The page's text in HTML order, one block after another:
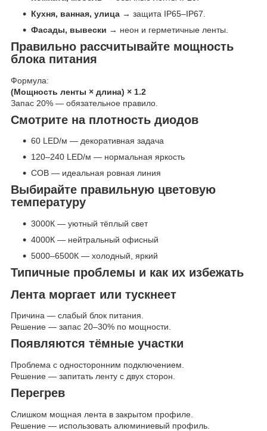
Кухня, ванная, улица → защита IP65–IP67.
Фасады, вывески → неон и герметичные ленты.
Правильно рассчитывайте мощность
блока питания
Формула:
(Мощность ленты × длина) × 1.2
Запас 20% — обязательное правило.
Смотрите на плотность диодов
60 LED/м — декоративная задача
120–240 LED/м — нормальная яркость
COB — идеальная ровная линия
Выбирайте правильную цветовую
температуру
3000К — уютный тёплый свет
4000К — нейтральный офисный
5000–6500К — холодный, яркий
Типичные проблемы и как их избежать
Лента моргает или тускнеет
Причина — слабый блок питания.
Решение — запас 20–30% по мощности.
Появляются тёмные участки
Проблема с односторонним подключением.
Решение — запитать ленту с двух сторон.
Перегрев
Слишком мощная лента в закрытом профиле.
Решение — использовать алюминиевый профиль.